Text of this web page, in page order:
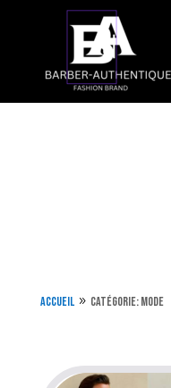
Accueil 9 Catégorie: Mode